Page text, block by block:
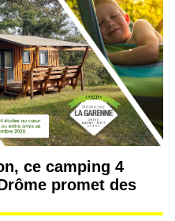
ce camping 4
promet des